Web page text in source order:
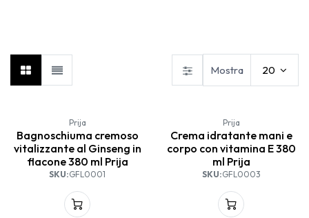
Mostra 20
Prija
Bagnoschiuma cremoso
vitalizzante al Ginseng in
flacone 380 ml Prija
SKU:GFL0001
Prija
Crema idratante mani e
corpo con vitamina E 380
ml Prija
SKU:GFL0003